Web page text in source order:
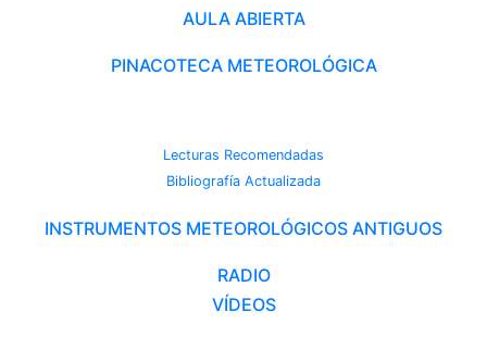
AULA ABIERTA
PINACOTECA METEOROLÓGICA
Lecturas Recomendadas
Bibliografía Actualizada
INSTRUMENTOS METEOROLÓGICOS ANTIGUOS
RADIO
VÍDEOS